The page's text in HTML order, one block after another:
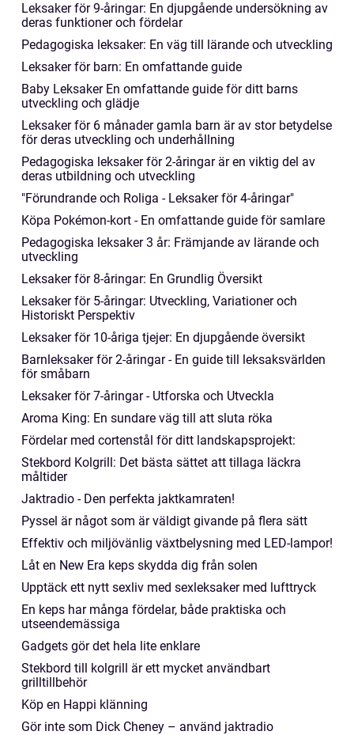
Leksaker för 9-åringar: En djupgående undersökning av
deras funktioner och fördelar
Pedagogiska leksaker: En väg till lärande och utveckling
Leksaker för barn: En omfattande guide
Baby Leksaker En omfattande guide för ditt barns
utveckling och glädje
Leksaker för 6 månader gamla barn är av stor betydelse
för deras utveckling och underhållning
Pedagogiska leksaker för 2-åringar är en viktig del av
deras utbildning och utveckling
"Förundrande och Roliga - Leksaker för 4-åringar"
Köpa Pokémon-kort - En omfattande guide för samlare
Pedagogiska leksaker 3 år: Främjande av lärande och
utveckling
Leksaker för 8-åringar: En Grundlig Översikt
Leksaker för 5-åringar: Utveckling, Variationer och
Historiskt Perspektiv
Leksaker för 10-åriga tjejer: En djupgående översikt
Barnleksaker för 2-åringar - En guide till leksaksvärlden
för småbarn
Leksaker för 7-åringar - Utforska och Utveckla
Aroma King: En sundare väg till att sluta röka
Fördelar med cortenstål för ditt landskapsprojekt:
Stekbord Kolgrill: Det bästa sättet att tillaga läckra
måltider
Jaktradio - Den perfekta jaktkamraten!
Pyssel är något som är väldigt givande på flera sätt
Effektiv och miljövänlig växtbelysning med LED-lampor!
Låt en New Era keps skydda dig från solen
Upptäck ett nytt sexliv med sexleksaker med lufttryck
En keps har många fördelar, både praktiska och
utseendemässiga
Gadgets gör det hela lite enklare
Stekbord till kolgrill är ett mycket användbart
grilltillbehör
Köp en Happi klänning
Gör inte som Dick Cheney – använd jaktradio